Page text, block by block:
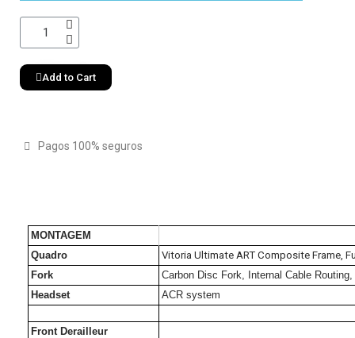
Add to Cart
Pagos 100% seguros
MONTAGEM
Quadro
Vitoria Ultimate ART Composite Frame,
Fork
Carbon Disc Fork, Internal Cable
Headset
ACR system
Front Derailleur